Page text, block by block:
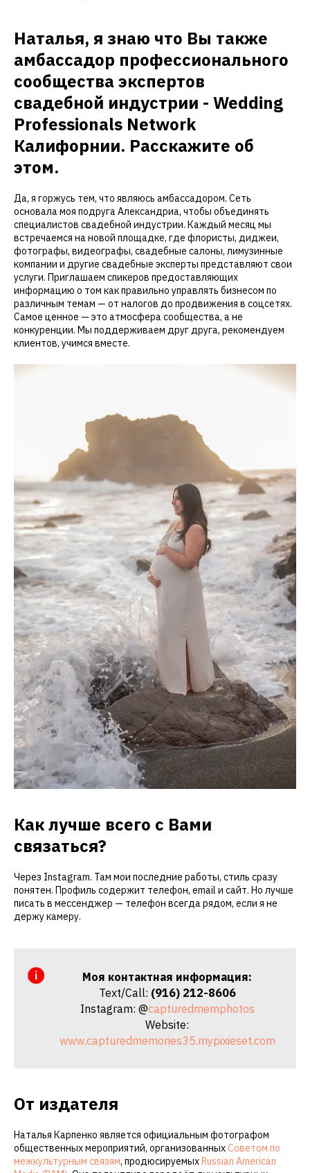
Наталья, я знаю что Вы также
амбассадор профессионального
сообщества экспертов
свадебной индустрии - Wedding
Professionals Network
Калифорнии. Расскажите об
этом.
Да, я горжусь тем, что являюсь амбассадором. Сеть
основала моя подруга Александриа, чтобы объединять
специалистов свадебной индустрии. Каждый месяц мы
встречаемся на новой площадке, где флористы, диджеи,
фотографы, видеографы, свадебные салоны, лимузинные
компании и другие свадебные эксперты представляют свои
услуги. Приглашаем спикеров предоставляющих
информацию о том как правильно управлять бизнесом по
различным темам — от налогов до продвижения в соцсетях.
Самое ценное — это атмосфера сообщества, а не
конкуренции. Мы поддерживаем друг друга, рекомендуем
клиентов, учимся вместе.
Как лучше всего с Вами
связаться?
Через Instagram. Там мои последние работы, стиль сразу
понятен. Профиль содержит телефон, email и сайт. Но лучше
писать в мессенджер — телефон всегда рядом, если я не
держу камеру.
Моя контактная информация:
Text/Call: (916) 212-8606
Instagram: @capturedmemphotos
Website:
www.capturedmemories35.mypixieset.com
От издателя
Наталья Карпенко является официальным фотографом
общественных мероприятий, организованныхСоветом по
межкультурным связям, продюсируемыхRussian American